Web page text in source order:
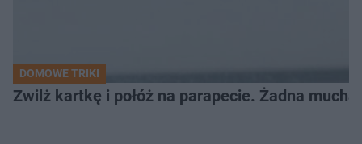
DOMOWE TRIKI
Zwilż kartkę i połóż na parapecie. Żadna